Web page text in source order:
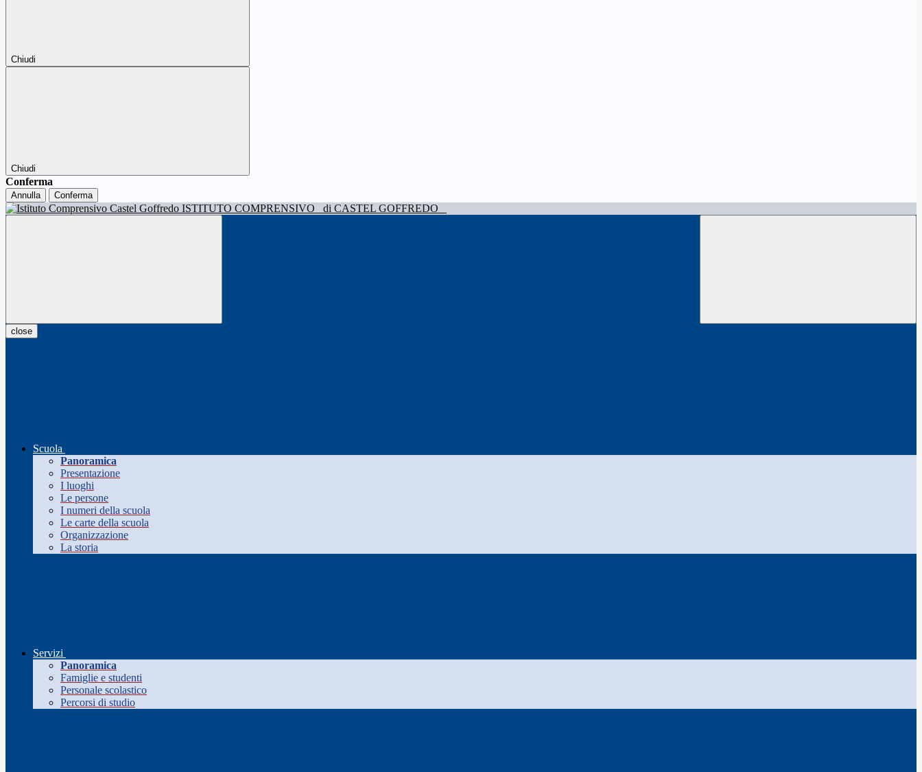
Chiudi
Chiudi
Conferma
Annulla Conferma
ISTITUTO COMPRENSIVO di CASTEL GOFFREDO
close
Scuola
Panoramica
Presentazione
I luoghi
Le persone
I numeri della scuola
Le carte della scuola
Organizzazione
La storia
Servizi
Panoramica
Famiglie e studenti
Personale scolastico
Percorsi di studio